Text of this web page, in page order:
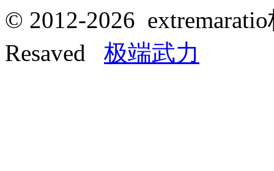
© 2012-2026
Resaved 极端武力